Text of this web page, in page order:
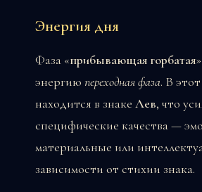
Энергия дня
Фаза «прибывающая горбатая
энергию переходная фаза. В
находится в знаке Лев, что
специфические качества —
материальные или
зависимости от стихии знака.